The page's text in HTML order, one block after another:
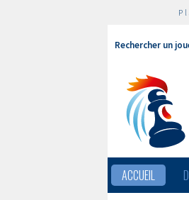
Rechercher un
ACCUEIL